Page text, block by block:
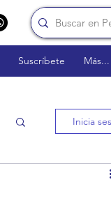
Suscríbete Más...
Inicia